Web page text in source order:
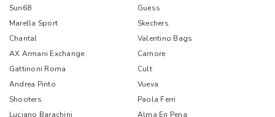
Sun68
Guess
Marella Sport
Skechers
Chantal
Valentino Bags
AX Armani Exchange
Camore
Gattinoni Roma
Cult
Andrea Pinto
Vueva
Shooters
Paola Ferri
Luciano Barachini
Alma En Pena